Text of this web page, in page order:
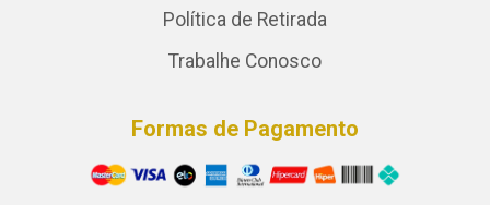
Política de Retirada
Trabalhe Conosco
Formas de Pagamento